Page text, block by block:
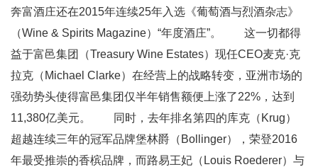
奔富酒庄还在2015年连续25年入选《葡萄酒与烈酒杂志》
（Wine & Spirits Magazine）“年度酒庄”。 这一切都得
益于富邑集团（Treasury Wine Estates）现任CEO麦克·克
拉克（Michael Clarke）在经营上的战略转变，亚洲市场的
强劲势头使得富邑集团仅半年销售额便上涨了22%，达到
11,380亿美元。 同时，去年排名第四的库克（Krug）
超越连续三年的冠军品牌堡林爵（Bollinger），荣登2016
年最受推崇的香槟品牌，而路易王妃（Louis Roederer）与